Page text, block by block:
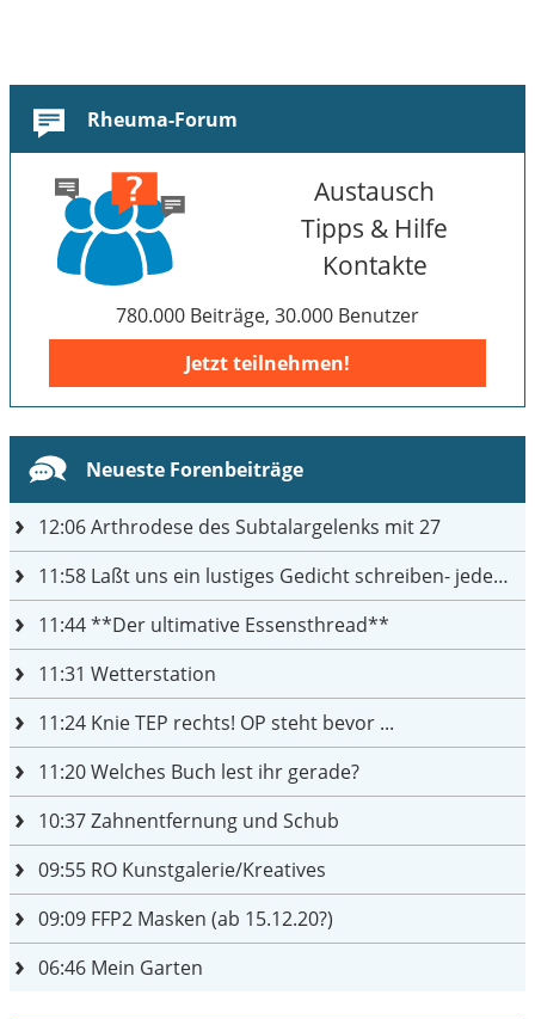
Rheuma-Forum
Austausch
Tipps & Hilfe
Kontakte
780.000 Beiträge, 30.000 Benutzer
Jetzt teilnehmen!
Neueste Forenbeiträge
12:06Arthrodese des Subtalargelenks mit 27
11:58 Laßt uns ein lustiges Gedicht schreiben- jeder einen Satz
11:44**Der ultimative Essensthread**
11:31 Wetterstation
11:24 Knie TEP rechts! OP steht bevor ...
11:20Welches Buch lest ihr gerade?
10:37Zahnentfernung und Schub
09:55 RO Kunstgalerie/Kreatives
09:09 FFP2 Masken (ab 15.12.20?)
06:46 Mein Garten